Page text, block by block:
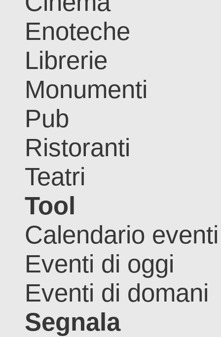
Enoteche
Librerie
Monumenti
Pub
Ristoranti
Teatri
Tool
Calendario eventi
Eventi di oggi
Eventi di domani
Segnala